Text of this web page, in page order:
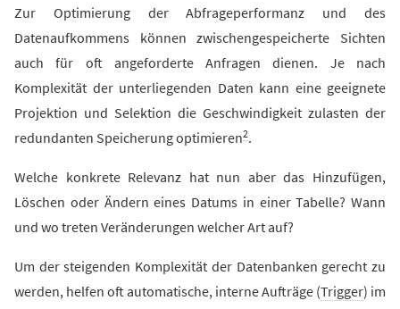
Zur Optimierung der Abfrageperformanz und des
Datenaufkommens können zwischengespeicherte Sichten
auch für oft angeforderte Anfragen dienen. Je nach
Komplexität der unterliegenden Daten kann eine geeignete
Projektion und Selektion die Geschwindigkeit zulasten der
redundanten Speicherung optimieren2.
Welche konkrete Relevanz hat nun aber das Hinzufügen,
Löschen oder Ändern eines Datums in einer Tabelle? Wann
und wo treten Veränderungen welcher Art auf?
Um der steigenden Komplexität der Datenbanken gerecht zu
werden, helfen oft automatische, interne Aufträge (Trigger) im